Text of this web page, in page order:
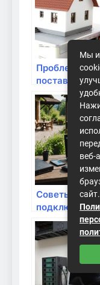
Проблемы с
интернета:
обойти?
Советы по
Fi в
домах
Мы
веб-
сайт.